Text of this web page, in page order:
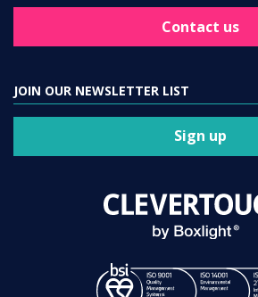
Contact us
JOIN OUR NEWSLETTER LIST
Sign up